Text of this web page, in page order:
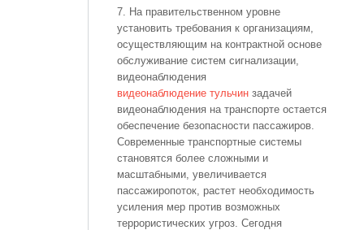
7. На правительственном уровне
установить требования к организациям,
осуществляющим на контрактной основе
обслуживание систем сигнализации,
видеонаблюдения
видеонаблюдение тульчин задачей
видеонаблюдения на транспорте остается
обеспечение безопасности пассажиров.
Современные транспортные системы
становятся более сложными и
масштабными, увеличивается
пассажиропоток, растет необходимость
усиления мер против возможных
террористических угроз. Сегодня